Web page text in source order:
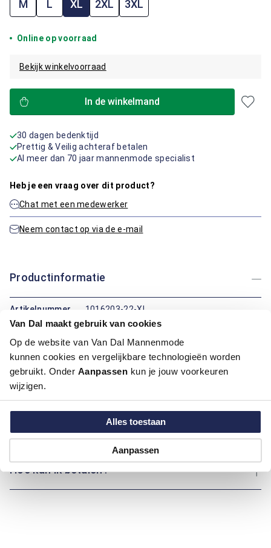
Van Dal maakt gebruik van cookies
Op de website van Van Dal Mannenmode
kunnen cookies en vergelijkbare technologieën worden
gebruikt. Onder Aanpassen kun je jouw voorkeuren
wijzigen.
Alles toestaan
Aanpassen
M L XL 2XL 3XL
Online op voorraad
Bekijk winkelvoorraad
In de winkelmand
30 dagen bedenktijd
Prettig & Veilig achteraf betalen
Al meer dan 70 jaar mannenmode specialist
Heb je een vraag over dit product?
Chat met een medewerker
Neem contact op via de e-mail
Productinformatie
Artikelnummer
1016203-22-XL
Kleur:
Licht Blauw
Pasvorm:
Motief:
Uni motief
Over Bartlett
Hoe kan ik betalen?